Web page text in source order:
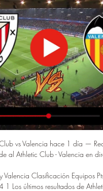
vs Valencia hace 1 día —
al Athletic Club - Valencia
Clasificación Equipos
últimos resultados de